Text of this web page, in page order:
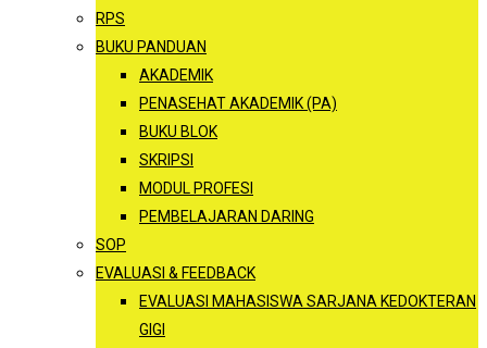
RPS
BUKU PANDUAN
AKADEMIK
PENASEHAT AKADEMIK (PA)
BUKU BLOK
SKRIPSI
MODUL PROFESI
PEMBELAJARAN DARING
SOP
EVALUASI & FEEDBACK
EVALUASI MAHASISWA SARJANA KEDOKTERAN
GIGI